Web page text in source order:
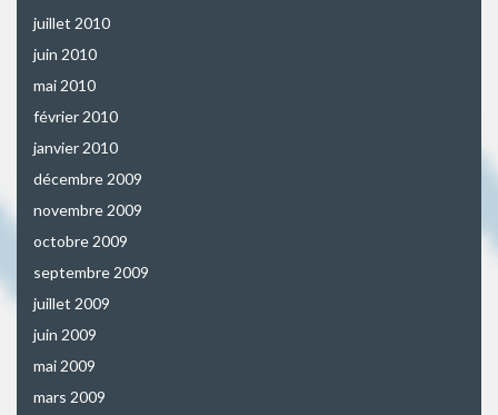
juillet 2010
juin 2010
mai 2010
février 2010
janvier 2010
décembre 2009
novembre 2009
octobre 2009
septembre 2009
juillet 2009
juin 2009
mai 2009
mars 2009